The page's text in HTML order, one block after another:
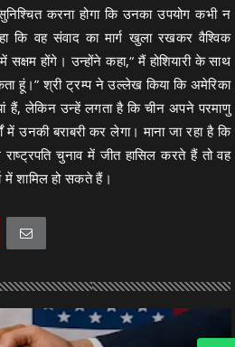
करना होगा कि उनका उपयोग कभी न
कि वह संवाद का मार्ग खुला रखकर वैश्विक
होंगे। उन्होंने कहा,“ मैं होशियारी के साथ
हूं।” श्री ट्रम्प ने उल्लेख किया कि अमेरिका
हैं, लेकिन उन्हें लगता है कि चीन अपने परमाणु
में उनकी बराबरी कर लेगा। माना जा रहा है कि
चुनाव में जीत हासिल करते हैं तो वह
में शामिल हो सकते हैं।